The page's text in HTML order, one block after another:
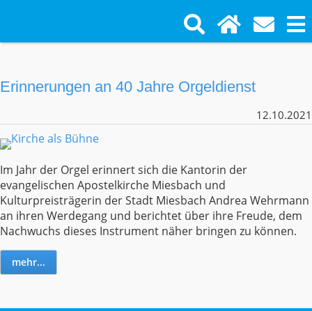
Erinnerungen an 40 Jahre Orgeldienst
12.10.2021
Im Jahr der Orgel erinnert sich die Kantorin der
evangelischen Apostelkirche Miesbach und
Kulturpreisträgerin der Stadt Miesbach Andrea Wehrmann
an ihren Werdegang und berichtet über ihre Freude, dem
Nachwuchs dieses Instrument näher bringen zu können.
mehr...